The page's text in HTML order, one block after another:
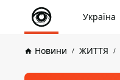
Україна
Новини ЖИТТЯ